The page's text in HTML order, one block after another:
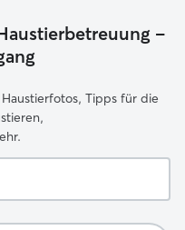
–
Tipps für die